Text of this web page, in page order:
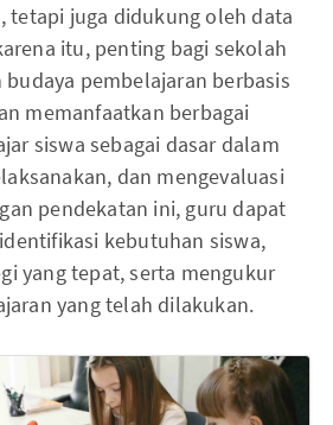
tetapi juga didukung oleh data
itu, penting bagi sekolah
pembelajaran berbasis
memanfaatkan berbagai
siswa sebagai dasar dalam
dan mengevaluasi
pendekatan ini, guru dapat
kebutuhan siswa,
yang tepat, serta mengukur
yang telah dilakukan.